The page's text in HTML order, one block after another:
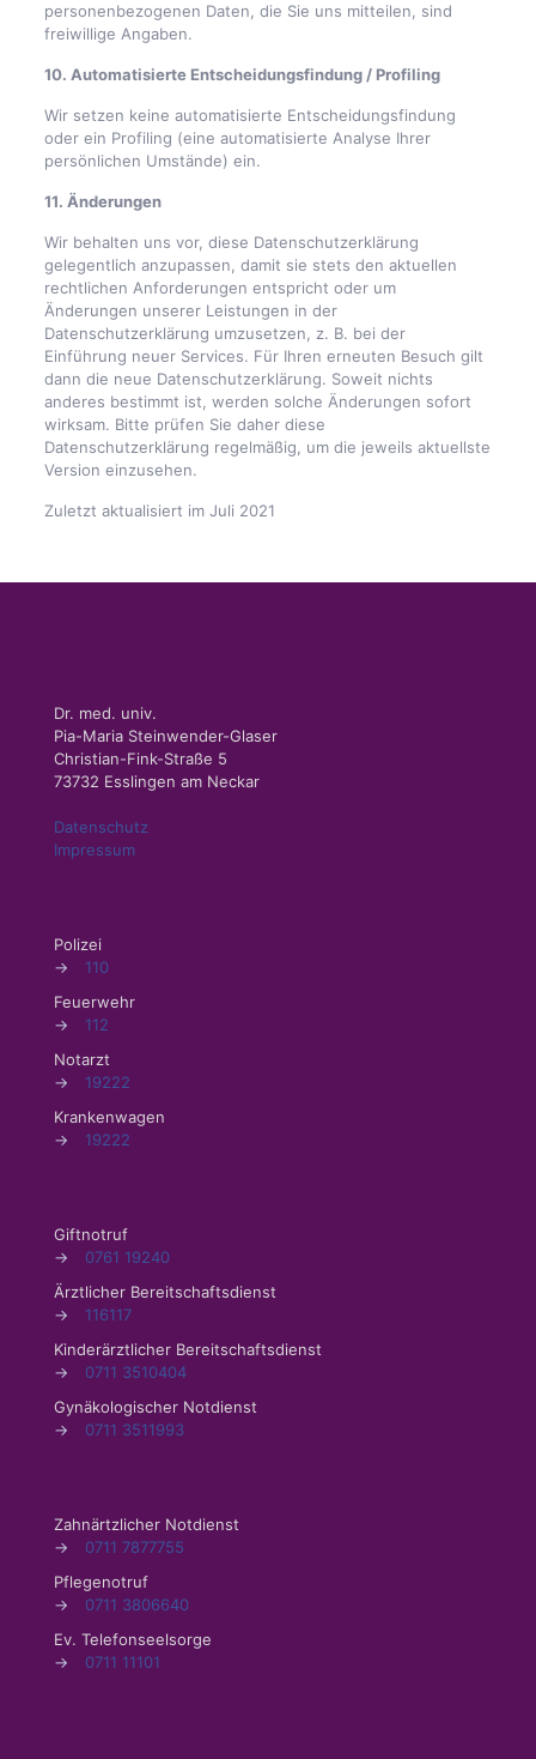
personenbezogenen Daten, die Sie uns mitteilen, sind
freiwillige Angaben.
10. Automatisierte Entscheidungsfindung / Profiling
Wir setzen keine automatisierte Entscheidungsfindung
oder ein Profiling (eine automatisierte Analyse Ihrer
persönlichen Umstände) ein.
11. Änderungen
Wir behalten uns vor, diese Datenschutzerklärung
gelegentlich anzupassen, damit sie stets den aktuellen
rechtlichen Anforderungen entspricht oder um
Änderungen unserer Leistungen in der
Datenschutzerklärung umzusetzen, z. B. bei der
Einführung neuer Services. Für Ihren erneuten Besuch gilt
dann die neue Datenschutzerklärung. Soweit nichts
anderes bestimmt ist, werden solche Änderungen sofort
wirksam. Bitte prüfen Sie daher diese
Datenschutzerklärung regelmäßig, um die jeweils aktuellste
Version einzusehen.
Zuletzt aktualisiert im Juli 2021
Dr. med. univ.
Pia-Maria Steinwender-Glaser
Christian-Fink-Straße 5
73732 Esslingen am Neckar
Datenschutz
Impressum
Polizei
→
110
Feuerwehr
→
112
Notarzt
→
19222
Krankenwagen
→
19222
Giftnotruf
→
0761 19240
Ärztlicher Bereitschaftsdienst
→
116117
Kinderärztlicher Bereitschaftsdienst
→
0711 3510404
Gynäkologischer Notdienst
→
0711 3511993
Zahnärtzlicher Notdienst
→
0711 7877755
Pflegenotruf
→
0711 3806640
Ev. Telefonseelsorge
→
0711 11101